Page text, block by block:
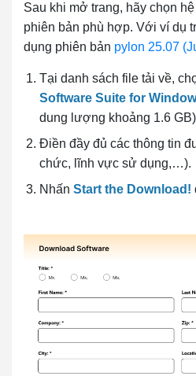
Sau khi mở trang, hãy chọn
phiên bản phù hợp. Với ví dụ
dụng phiên bản pylon 25.07
Tại danh sách file tải về,
Software Suite for
dung lượng khoảng 1.6
Điền đầy đủ các thông tin
chức, lĩnh vực sử dụng,…).
Nhấn Start the Download!